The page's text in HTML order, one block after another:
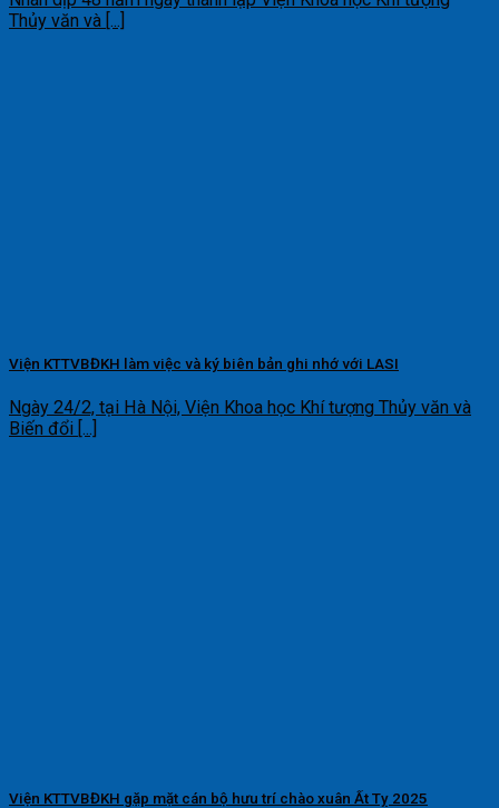
Thủy văn và [...]
Viện KTTVBĐKH làm việc và ký biên bản ghi nhớ với LASI
Ngày 24/2, tại Hà Nội, Viện Khoa học Khí tượng Thủy văn và
Biến đổi [...]
Viện KTTVBĐKH gặp mặt cán bộ hưu trí chào xuân Ất Tỵ 2025